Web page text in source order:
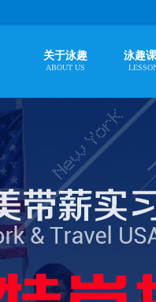
关于泳趣
ABOUT US
泳趣